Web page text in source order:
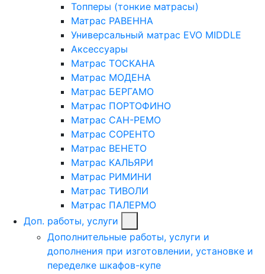
Топперы (тонкие матрасы)
Матрас РАВЕННА
Универсальный матрас EVO MIDDLE
Аксессуары
Матрас ТОСКАНА
Матрас МОДЕНА
Матрас БЕРГАМО
Матрас ПОРТОФИНО
Матрас САН-РЕМО
Матрас СОРЕНТО
Матрас ВЕНЕТО
Матрас КАЛЬЯРИ
Матрас РИМИНИ
Матрас ТИВОЛИ
Матрас ПАЛЕРМО
Доп. работы, услуги
Дополнительные работы, услуги и
дополнения при изготовлении, установке и
переделке шкафов-купе